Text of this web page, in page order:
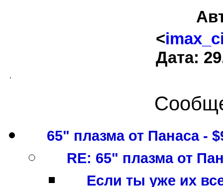
<
Дата:
'
65" плазма от Панаса -
RE: 65" плазма от
Если ты уже их